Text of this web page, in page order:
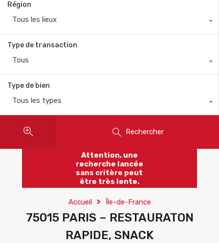
Région
Tous les lieux
Type de transaction
Tous
Type de bien
Tous les types
Rechercher
Attention, une
recherche lancée
sans critère peut
être très lente.
Accueil Île-de-France
75015 PARIS – RESTAURATON
RAPIDE, SNACK